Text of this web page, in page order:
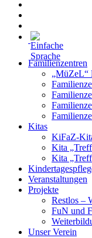
Familienzentren
„MüZeL“
Kitas
KiFaZ-
Kita
Kita
Veranstaltungen
Projekte
Restlos –
FuN und
Unser Verein